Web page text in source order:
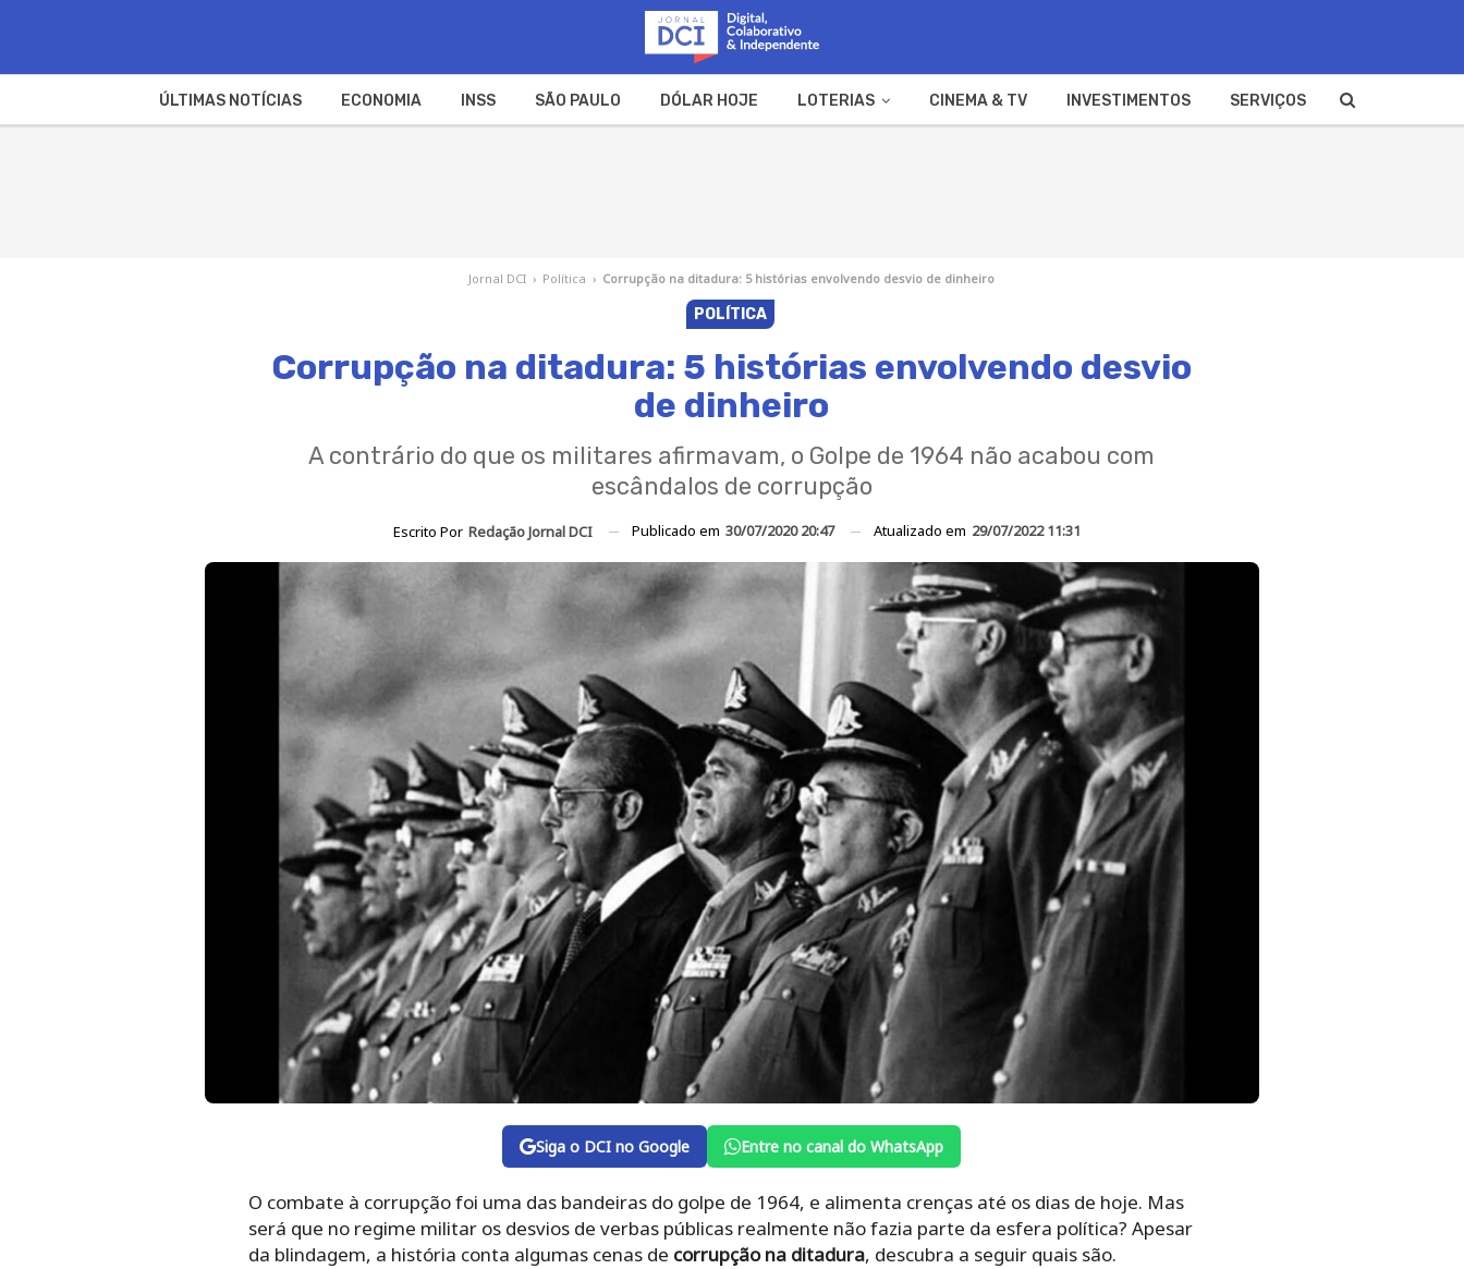
ÚLTIMAS NOTÍCIAS ECONOMIA INSS SÃO PAULO DÓLAR HOJE LOTERIAS CINEMA & TV INVESTIMENTOS SERVIÇOS
Jornal DCI › Política › Corrupção na ditadura: 5 histórias envolvendo desvio de dinheiro
POLÍTICA
Corrupção na ditadura: 5 histórias envolvendo desvio
de dinheiro
A contrário do que os militares afirmavam, o Golpe de 1964 não acabou com
escândalos de corrupção
Escrito Por Redação Jornal DCI Publicado em 30/07/2020 20:47 Atualizado em 29/07/2022 11:31
Siga o DCI no Google Entre no canal do WhatsApp
O combate à corrupção foi uma das bandeiras do golpe de 1964, e alimenta crenças até os dias de hoje. Mas
será que no regime militar os desvios de verbas públicas realmente não fazia parte da esfera política? Apesar
da blindagem, a história conta algumas cenas de corrupção na ditadura, descubra a seguir quais são.